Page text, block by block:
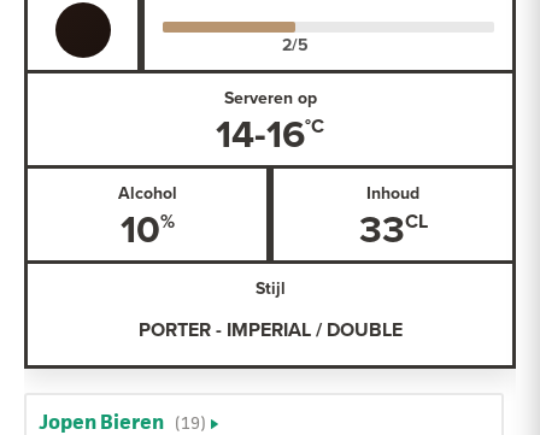
Serveren op
14-16
Alcohol
10
Inhoud
33
Stijl
PORTER - IMPERIAL / DOUBLE
Jopen Bieren (19)